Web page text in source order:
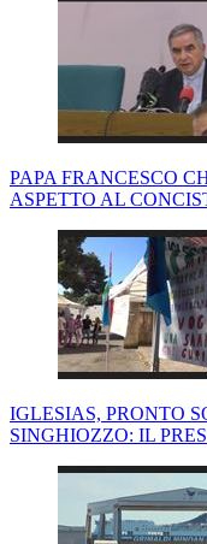
PAPA FRANCESCO
ASPETTO AL
IGLESIAS, PRONTO
SINGHIOZZO: IL